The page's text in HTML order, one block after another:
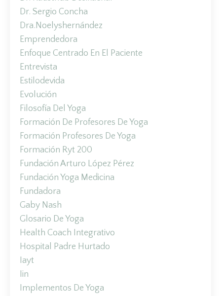
Dr. Sergio Concha
Dra.noelyshernández
Emprendedora
Enfoque Centrado En El Paciente
Entrevista
Estilodevida
Evolución
Filosofía Del Yoga
Formación De Profesores De Yoga
Formación Profesores De Yoga
Formación Ryt 200
Fundación Arturo López Pérez
Fundación Yoga Medicina
Fundadora
Gaby Nash
Glosario De Yoga
Health Coach Integrativo
Hospital Padre Hurtado
Iayt
Iin
Implementos De Yoga